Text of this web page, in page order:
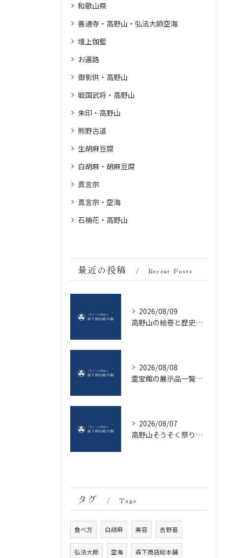
和歌山県
善通寺・高野山・弘法大師空海
壇上伽藍
お遍路
御影供・高野山
戦国武将・高野山
朱印・高野山
熊野古道
生胡麻豆腐
白胡麻・胡麻豆腐
真言宗
真言宗・空海
石楠花・高野山
最近の投稿 Recent Posts
2026/08/09
高野山の絵巻と歴史を深く知る三大秘宝と名宝徹底ガイド
2026/08/08
霊宝館の展示品一覧で国宝や仏像の見どころを効率よく把握する方法
2026/08/07
高野山そうそく祭り観光情報と幻想的な夜の楽しみ方とマナー徹底ガイド
タグ Tags
食べ方 白胡麻 美容 吉野葛
弘法大師 空海 森下商店総本舗